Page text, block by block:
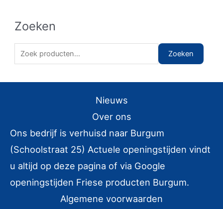
Zoeken
o
n
a
a
r
Zoeken
Nieuws
Over ons
Ons bedrijf is verhuisd naar Burgum
(Schoolstraat 25) Actuele openingstijden vindt
u altijd op deze pagina of via Google
openingstijden Friese producten Burgum.
Algemene voorwaarden